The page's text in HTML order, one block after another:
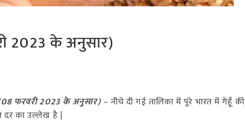
2023 के अनुसार)
08 फरवरी 2023 के अनुसार)– नीचे दी गई तालिका में पूरे भारत में गेहूँ की
दर का उल्लेख है |